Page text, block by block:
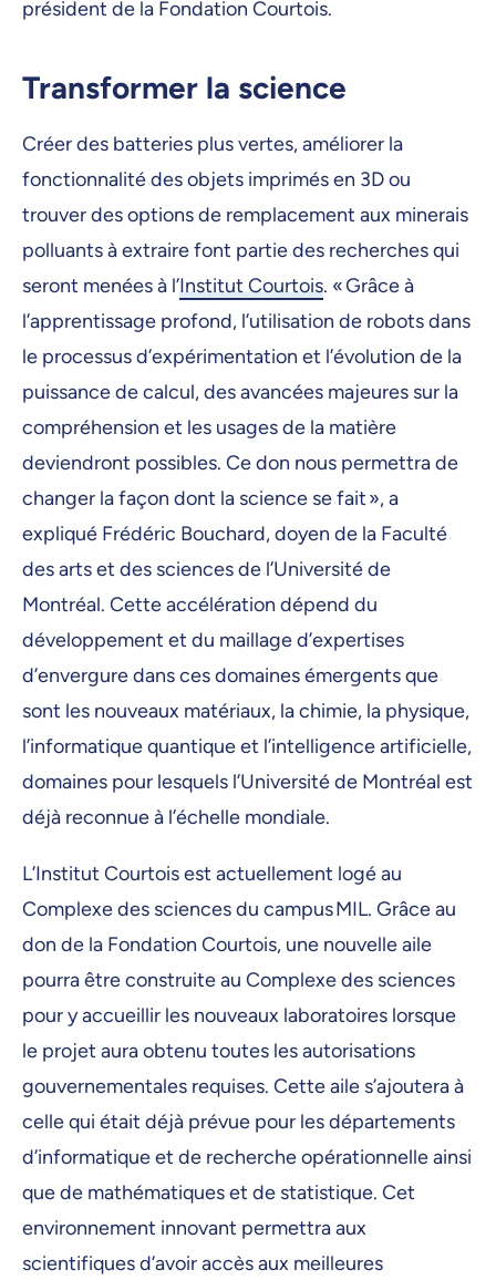
président de la Fondation Courtois.
Transformer la science
Créer des batteries plus vertes, améliorer la
fonctionnalité des objets imprimés en 3D ou
trouver des options de remplacement aux minerais
polluants à extraire font partie des recherches qui
seront menées à l’Institut Courtois. « Grâce à
l’apprentissage profond, l’utilisation de robots dans
le processus d’expérimentation et l’évolution de la
puissance de calcul, des avancées majeures sur la
compréhension et les usages de la matière
deviendront possibles. Ce don nous permettra de
changer la façon dont la science se fait », a
expliqué Frédéric Bouchard, doyen de la Faculté
des arts et des sciences de l’Université de
Montréal. Cette accélération dépend du
développement et du maillage d’expertises
d’envergure dans ces domaines émergents que
sont les nouveaux matériaux, la chimie, la physique,
l’informatique quantique et l’intelligence artificielle,
domaines pour lesquels l’Université de Montréal est
déjà reconnue à l’échelle mondiale.
L’Institut Courtois est actuellement logé au
Complexe des sciences du campus MIL. Grâce au
don de la Fondation Courtois, une nouvelle aile
pourra être construite au Complexe des sciences
pour y accueillir les nouveaux laboratoires lorsque
le projet aura obtenu toutes les autorisations
gouvernementales requises. Cette aile s’ajoutera à
celle qui était déjà prévue pour les départements
d’informatique et de recherche opérationnelle ainsi
que de mathématiques et de statistique. Cet
environnement innovant permettra aux
scientifiques d’avoir accès aux meilleures